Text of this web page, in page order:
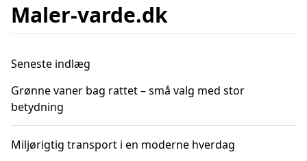
Maler-varde.dk
Seneste indlæg
Grønne vaner bag rattet – små valg med stor
betydning
Miljørigtig transport i en moderne hverdag